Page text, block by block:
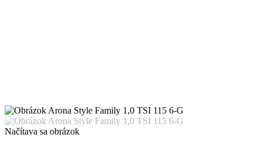
Načítava sa obrázok